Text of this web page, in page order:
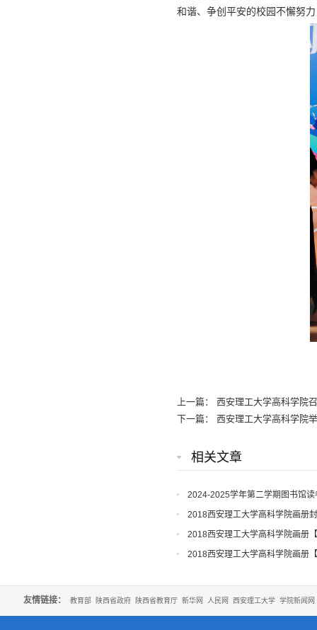
和谐、争创平安的校园不懈努
上一篇： 西安理工大学高科学院
下一篇： 西安理工大学高科学院
相关文章
2024-2025学年第二学期图书馆读
2018西安理工大学高科学院画册
2018西安理工大学高科学院画册
2018西安理工大学高科学院画册
友情链接： 教育部 陕西省政府 陕西省教育厅 新华网 人民网 西安理工大学 学院新闻网